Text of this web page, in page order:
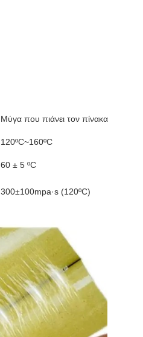
Μύγα που πιάνει τον πίνακα
120ºC~160ºC
60 ± 5 ºC
300±100mpa·s (120ºC)